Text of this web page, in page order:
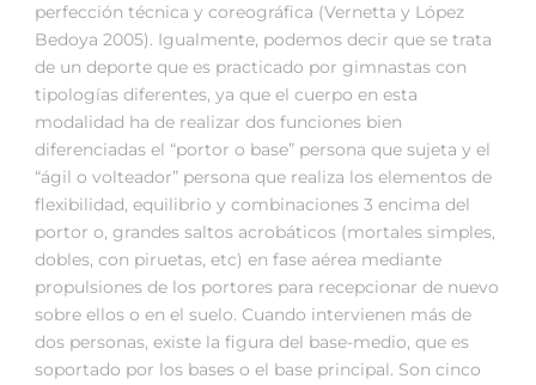
perfección técnica y coreográfica (Vernetta y López
Bedoya 2005). Igualmente, podemos decir que se trata
de un deporte que es practicado por gimnastas con
tipologías diferentes, ya que el cuerpo en esta
modalidad ha de realizar dos funciones bien
diferenciadas el “portor o base” persona que sujeta y el
“ágil o volteador” persona que realiza los elementos de
flexibilidad, equilibrio y combinaciones 3 encima del
portor o, grandes saltos acrobáticos (mortales simples,
dobles, con piruetas, etc) en fase aérea mediante
propulsiones de los portores para recepcionar de nuevo
sobre ellos o en el suelo. Cuando intervienen más de
dos personas, existe la figura del base-medio, que es
soportado por los bases o el base principal. Son cinco